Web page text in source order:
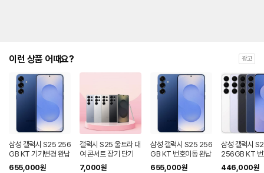
는
대
내
를
나
이런 상품 어때요? 광고
삼성 갤럭시 S25 256
GB KT 기기변경 완납
655,000원
갤럭시 S25 울트라 대
여 콘서트 장기 단기
7,000원
삼성 갤럭시 S25 256
GB KT 번호이동 완납
655,000원
삼성 갤럭시
256GB KT 번
공시지원 완납
446,000원